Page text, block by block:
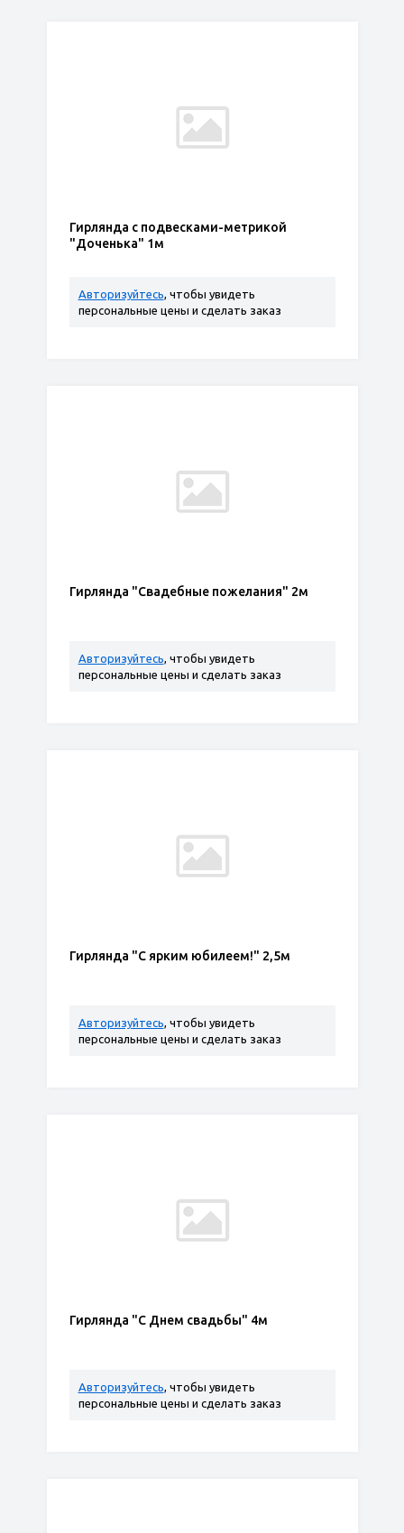
Гирлянда с подвесками-метрикой
"Доченька" 1м
Авторизуйтесь, чтобы увидеть
персональные цены и сделать заказ
Гирлянда "Свадебные пожелания" 2м
Авторизуйтесь, чтобы увидеть
персональные цены и сделать заказ
Гирлянда "С ярким юбилеем!" 2,5м
Авторизуйтесь, чтобы увидеть
персональные цены и сделать заказ
Гирлянда "С Днем свадьбы" 4м
Авторизуйтесь, чтобы увидеть
персональные цены и сделать заказ